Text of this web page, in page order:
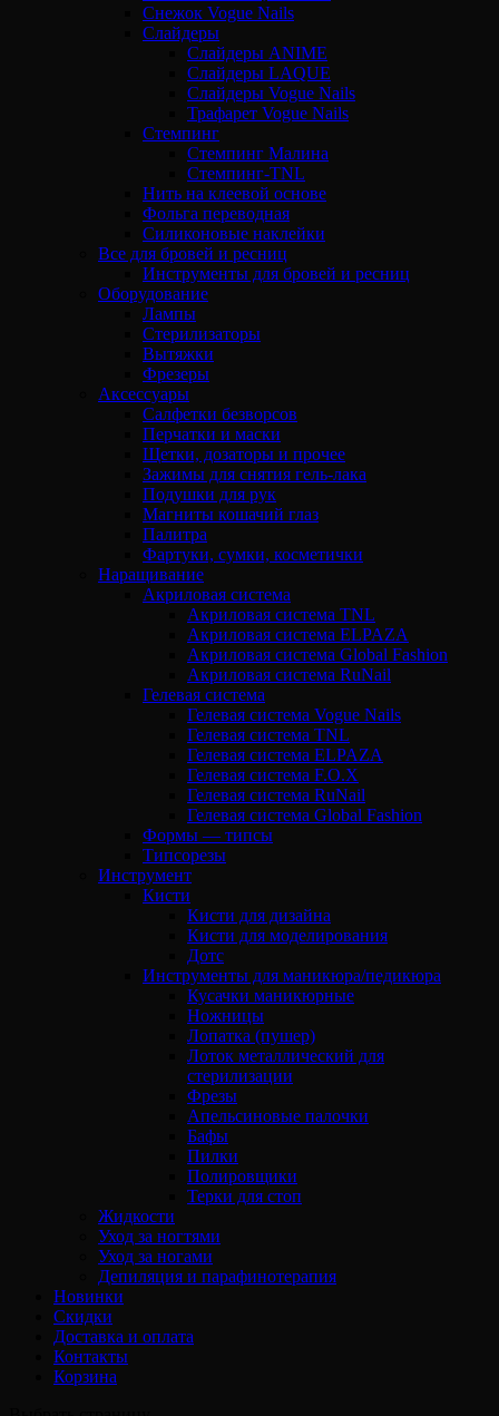
Снежок Vogue Nails
Слайдеры
Слайдеры ANIME
Слайдеры LAQUE
Слайдеры Vogue Nails
Трафарет Vogue Nails
Стемпинг
Стемпинг Малина
Стемпинг-TNL
Нить на клеевой основе
Фольга переводная
Силиконовые наклейки
Все для бровей и ресниц
Инструменты для бровей и ресниц
Оборудование
Лампы
Стерилизаторы
Вытяжки
Фрезеры
Аксессуары
Салфетки безворсов
Перчатки и маски
Щетки, дозаторы и прочее
Зажимы для снятия гель-лака
Подушки для рук
Магниты кошачий глаз
Палитра
Фартуки, сумки, косметички
Наращивание
Акриловая система
Акриловая система TNL
Акриловая система ELPAZA
Акриловая система Global Fashion
Акриловая система RuNail
Гелевая система
Гелевая система Vogue Nails
Гелевая система TNL
Гелевая система ELPAZA
Гелевая система F.O.X
Гелевая система RuNail
Гелевая система Global Fashion
Формы — типсы
Типсорезы
Инструмент
Кисти
Кисти для дизайна
Кисти для моделирования
Дотс
Инструменты для маникюра/педикюра
Кусачки маникюрные
Ножницы
Лопатка (пушер)
Лоток металлический для
стерилизации
Фрезы
Апельсиновые палочки
Бафы
Пилки
Полировщики
Терки для стоп
Жидкости
Уход за ногтями
Уход за ногами
Депиляция и парафинотерапия
Новинки
Скидки
Доставка и оплата
Контакты
Корзина